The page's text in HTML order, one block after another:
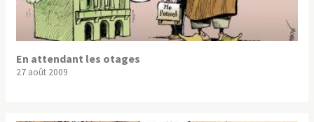
En attendant les otages
27 août 2009